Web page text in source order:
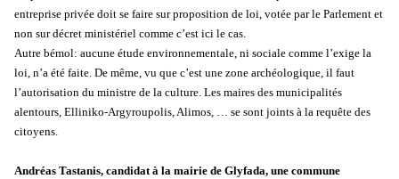
entreprise privée doit se faire sur proposition de loi, votée par le Parlement et
non sur décret ministériel comme c’est ici le cas.
Autre bémol: aucune étude environnementale, ni sociale comme l’exige la
loi, n’a été faite. De même, vu que c’est une zone archéologique, il faut
l’autorisation du ministre de la culture. Les maires des municipalités
alentours, Elliniko-Argyroupolis, Alimos, … se sont joints à la requête des
citoyens.
Andréas Tastanis, candidat à la mairie de Glyfada, une commune